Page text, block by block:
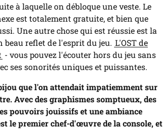
à laquelle on débloque une veste. Le
est totalement gratuite, et bien que
Une autre chose qui est réussie est la
reflet de l'esprit du jeu. L'OST de
- vous pouvez l'écouter hors du jeu sans
ses sonorités uniques et puissantes.
que l'on attendait impatiemment sur
Avec des graphismes somptueux, des
pouvoirs jouissifs et une ambiance
le premier chef-d'œuvre de la console, et